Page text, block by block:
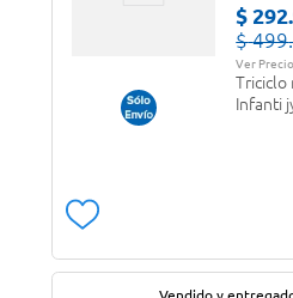
$ 292.
$ 499.
Ver
Infanti